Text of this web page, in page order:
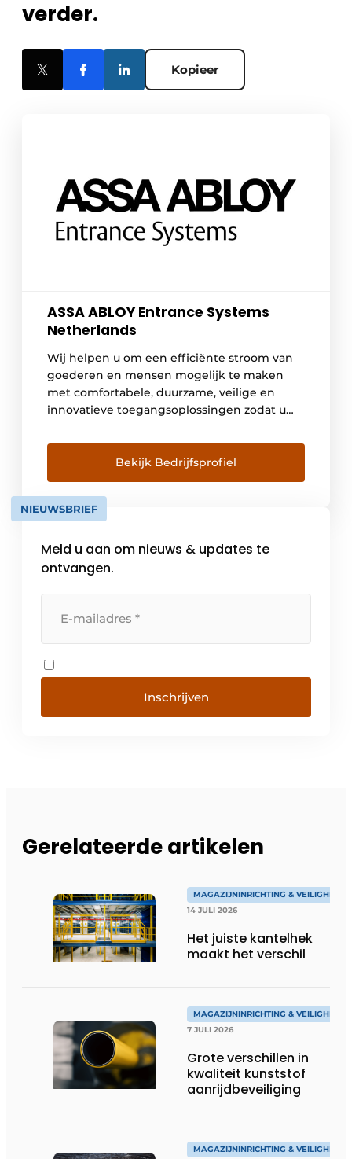
verder.
Kopieer
ASSA ABLOY Entrance Systems
Netherlands
Wij helpen u om een efficiënte stroom van
goederen en mensen mogelijk te maken
met comfortabele, duurzame, veilige en
innovatieve toegangsoplossingen zodat u
Bekijk Bedrijfsprofiel
NIEUWSBRIEF
Meld u aan om nieuws & updates te
ontvangen.
Inschrijven
Gerelateerde artikelen
MAGAZIJNINRICHTING & VEILIGHEID
14 JULI 2026
Het juiste kantelhek
maakt het verschil
MAGAZIJNINRICHTING & VEILIGHEID
7 JULI 2026
Grote verschillen in
kwaliteit kunststof
aanrijdbeveiliging
MAGAZIJNINRICHTING & VEILIGHEID